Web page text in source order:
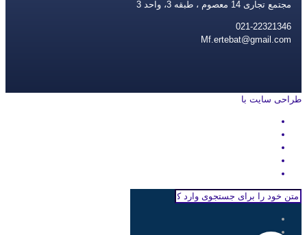
مجتمع تجاری 14 معصوم ، طبقه 3، واحد 3
021-22321346
Mf.ertebat@gmail.com
طراحی سایت با